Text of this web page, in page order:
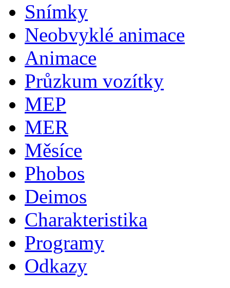
Snímky
Neobvyklé animace
Animace
Průzkum vozítky
MEP
MER
Měsíce
Phobos
Deimos
Charakteristika
Programy
Odkazy